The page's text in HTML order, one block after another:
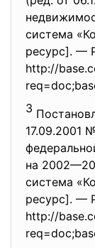
система
ресурс]. —
http://
req=doc;
3
17.09.2001
на
система
ресурс]. —
http://
req=doc;